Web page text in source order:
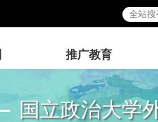
国立政治大学
推广教育